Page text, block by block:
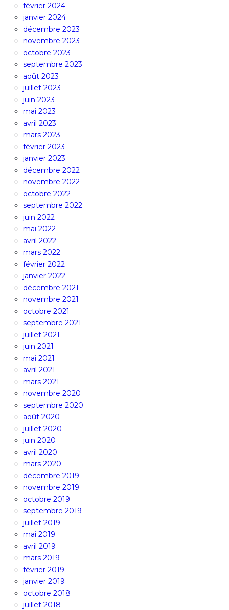
février 2024
janvier 2024
décembre 2023
novembre 2023
octobre 2023
septembre 2023
août 2023
juillet 2023
juin 2023
mai 2023
avril 2023
mars 2023
février 2023
janvier 2023
décembre 2022
novembre 2022
octobre 2022
septembre 2022
juin 2022
mai 2022
avril 2022
mars 2022
février 2022
janvier 2022
décembre 2021
novembre 2021
octobre 2021
septembre 2021
juillet 2021
juin 2021
mai 2021
avril 2021
mars 2021
novembre 2020
septembre 2020
août 2020
juillet 2020
juin 2020
avril 2020
mars 2020
décembre 2019
novembre 2019
octobre 2019
septembre 2019
juillet 2019
mai 2019
avril 2019
mars 2019
février 2019
janvier 2019
octobre 2018
juillet 2018